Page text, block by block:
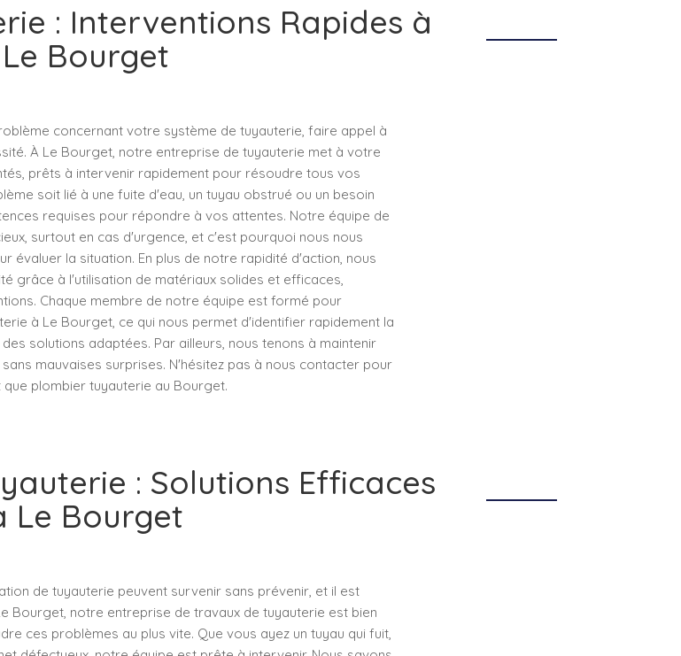
: Interventions Rapides à
Le Bourget
concernant votre système de tuyauterie, faire appel à
À Le Bourget, notre entreprise de tuyauterie met à votre
prêts à intervenir rapidement pour résoudre tous vos
soit lié à une fuite d'eau, un tuyau obstrué ou un besoin
requises pour répondre à vos attentes. Notre équipe de
surtout en cas d'urgence, et c'est pourquoi nous nous
évaluer la situation. En plus de notre rapidité d'action, nous
grâce à l'utilisation de matériaux solides et efficaces,
Chaque membre de notre équipe est formé pour
à Le Bourget, ce qui nous permet d'identifier rapidement la
solutions adaptées. Par ailleurs, nous tenons à maintenir
mauvaises surprises. N'hésitez pas à nous contacter pour
plombier tuyauterie au Bourget.
: Solutions Efficaces
Le Bourget
de tuyauterie peuvent survenir sans prévenir, et il est
Bourget, notre entreprise de travaux de tuyauterie est bien
ces problèmes au plus vite. Que vous ayez un tuyau qui fuit,